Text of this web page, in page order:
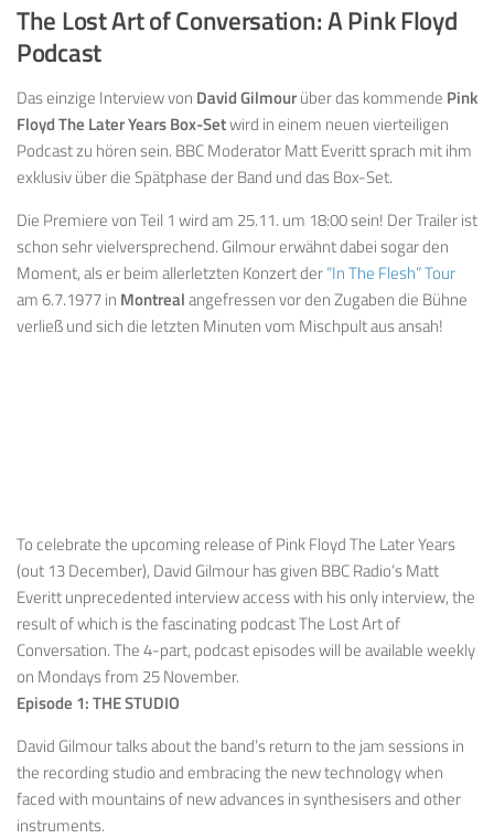
The Lost Art of Conversation: A Pink Floyd
Podcast
Das einzige Interview von David Gilmourüber das kommende Pink
Floyd The Later Years Box-Setwird in einem neuen vierteiligen
Podcast zu hören sein. BBC Moderator Matt Everitt sprach mit ihm
exklusiv über die Spätphase der Band und das Box-Set.
Die Premiere von Teil 1 wird am 25.11. um 18:00 sein! Der Trailer ist
schon sehr vielversprechend. Gilmour erwähnt dabei sogar den
Moment, als er beim allerletzten Konzert der“In The Flesh” Tour
am 6.7.1977 in Montrealangefressen vor den Zugaben die Bühne
verließ und sich die letzten Minuten vom Mischpult aus ansah!
To celebrate the upcoming release of Pink Floyd The Later Years
(out 13 December), David Gilmour has given BBC Radio’s Matt
Everitt unprecedented interview access with his only interview, the
result of which is the fascinating podcast The Lost Art of
Conversation. The 4-part, podcast episodes will be available weekly
on Mondays from 25 November.
Episode 1: THE STUDIO
David Gilmour talks about the band’s return to the jam sessions in
the recording studio and embracing the new technology when
faced with mountains of new advances in synthesisers and other
instruments.